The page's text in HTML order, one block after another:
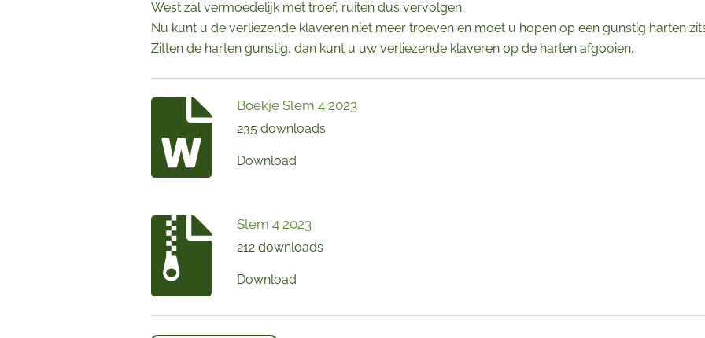
West zal vermoedelijk met troef, ruiten dus vervolgen.
Nu kunt u de verliezende klaveren niet meer troeven en moet u hopen op een gunstig harten
Zitten de harten gunstig, dan kunt u uw verliezende klaveren op de harten afgooien.
Boekje Slem 4 2023
235 downloads
Download
Slem 4 2023
212 downloads
Download